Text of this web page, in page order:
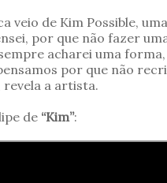
veio de Kim Possible,
por que não fazer
acharei uma
por que não
revela a artista.
de “Kim”: